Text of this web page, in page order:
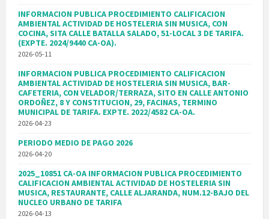
INFORMACION PUBLICA PROCEDIMIENTO CALIFICACION
AMBIENTAL ACTIVIDAD DE HOSTELERIA SIN MUSICA, CON
COCINA, SITA CALLE BATALLA SALADO, 51-LOCAL 3 DE TARIFA.
(EXPTE. 2024/9440 CA-OA).
2026-05-11
INFORMACION PUBLICA PROCEDIMIENTO CALIFICACION
AMBIENTAL ACTIVIDAD DE HOSTELERIA SIN MUSICA, BAR-
CAFETERIA, CON VELADOR/TERRAZA, SITO EN CALLE ANTONIO
ORDOÑEZ, 8 Y CONSTITUCION, 29, FACINAS, TERMINO
MUNICIPAL DE TARIFA. EXPTE. 2022/4582 CA-OA.
2026-04-23
PERIODO MEDIO DE PAGO 2026
2026-04-20
2025_10851 CA-OA INFORMACION PUBLICA PROCEDIMIENTO
CALIFICACION AMBIENTAL ACTIVIDAD DE HOSTELERIA SIN
MUSICA, RESTAURANTE, CALLE ALJARANDA, NUM.12-BAJO DEL
NUCLEO URBANO DE TARIFA
2026-04-13